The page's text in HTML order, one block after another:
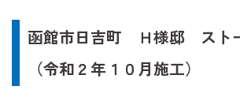
函館市日吉町 Ｈ様邸 スト
（令和２年１０月施工）